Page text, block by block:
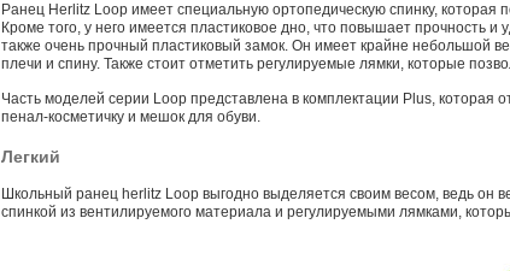
Ранец Herlitz Loop имеет специальную ортопедическую спинку,
Кроме того, у него имеется пластиковое дно, что повышает прочность
также очень прочный пластиковый замок. Он имеет крайне небольшой
плечи и спину. Также стоит отметить регулируемые лямки, которые
Часть моделей серии Loop представлена в комплектации Plus,
пенал-косметичку и мешок для обуви.
Легкий
Школьный ранец herlitz Loop выгодно выделяется своим весом, ведь он
спинкой из вентилируемого материала и регулируемыми лямками,